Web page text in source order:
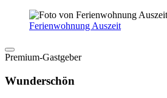
Ferienwohnung Auszeit
Premium-Gastgeber
Wunderschön